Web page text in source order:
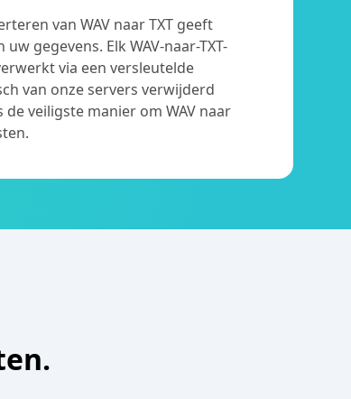
van WAV naar TXT geeft
gegevens. Elk WAV-naar-TXT-
via een versleutelde
van onze servers verwijderd
veiligste manier om WAV naar